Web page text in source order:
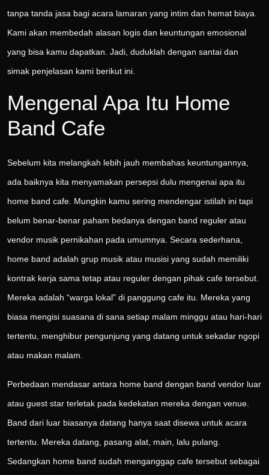
tanpa tanda jasa bagi acara lamaran yang intim dan hemat biaya.
Kami akan membedah alasan logis dan keuntungan emosional
yang bisa kamu dapatkan. Jadi, duduklah dengan santai dan
simak penjelasan kami berikut ini.
Mengenal Apa Itu Home
Band Cafe
Sebelum kita melangkah lebih jauh membahas keuntungannya,
ada baiknya kita menyamakan persepsi dulu mengenai apa itu
home band cafe. Mungkin kamu sering mendengar istilah ini tapi
belum benar-benar paham bedanya dengan band reguler atau
vendor musik pernikahan pada umumnya. Secara sederhana,
home band adalah grup musik atau musisi yang sudah memiliki
kontrak kerja sama tetap atau reguler dengan pihak cafe tersebut.
Mereka adalah “warga lokal” di panggung cafe itu. Mereka yang
biasa mengisi suasana di sana setiap malam minggu atau hari-hari
tertentu, menghibur pengunjung yang datang untuk sekadar ngopi
atau makan malam.
Perbedaan mendasar antara home band dengan band vendor luar
atau guest star terletak pada kedekatan mereka dengan venue.
Band dari luar biasanya datang hanya saat disewa untuk acara
tertentu. Mereka datang, pasang alat, main, lalu pulang.
Sedangkan home band sudah menganggap cafe tersebut sebagai